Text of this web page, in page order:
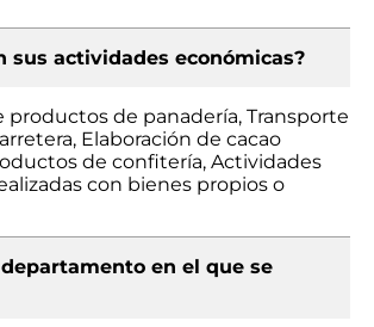
sus actividades económicas?
productos de panadería, Transporte
Elaboración de cacao
de confitería, Actividades
con bienes propios o
departamento en el que se